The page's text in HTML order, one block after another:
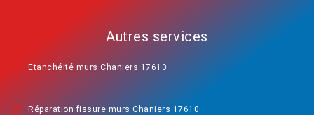
Autres services
Etanchéité murs Chaniers 17610
Réparation fissure murs Chaniers 17610